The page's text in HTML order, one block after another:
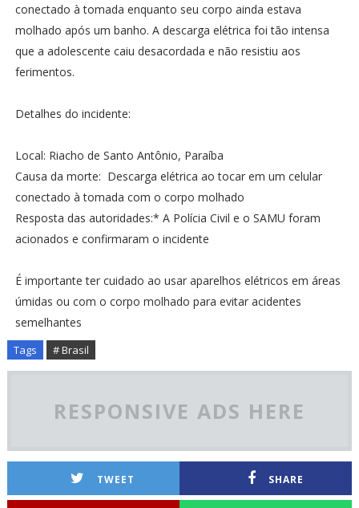
conectado à tomada enquanto seu corpo ainda estava
molhado após um banho. A descarga elétrica foi tão intensa
que a adolescente caiu desacordada e não resistiu aos
ferimentos.
Detalhes do incidente:
Local: Riacho de Santo Antônio, Paraíba
Causa da morte: Descarga elétrica ao tocar em um celular
conectado à tomada com o corpo molhado
Resposta das autoridades:* A Polícia Civil e o SAMU foram
acionados e confirmaram o incidente
É importante ter cuidado ao usar aparelhos elétricos em áreas
úmidas ou com o corpo molhado para evitar acidentes
semelhantes
Tags # Brasil
RESPONSIVE ADS HERE
TWEET SHARE